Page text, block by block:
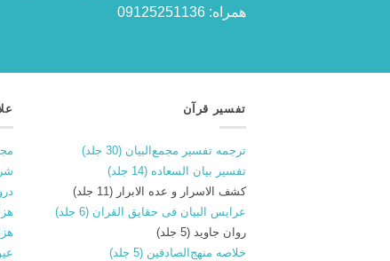
همراه: 09125251136
تفسیر قرآن
ترجمه تفسیر مجمع‌البیان (30 جلد)
تفسیر بیان السعاده (14 جلد)
کشف الاسرار و عده الابرار (11 جلد)
عرایس البیان فی حقایق القران (6 جلد)
روان جاوید (5 جلد)
خلاصه منهج‌الصادقین (5 جلد)